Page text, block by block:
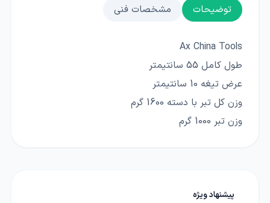
توضیحات مشخصات فنی
Ax China Tools
طول کامل 55 سانتیمتر
عرض تیغه 10 سانتیمتر
وزن کل تبر با دسته 1600 گرم
وزن تبر 1000 گرم
پیشنهاد ویژه